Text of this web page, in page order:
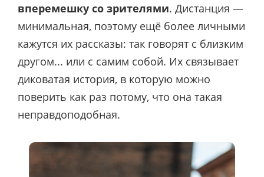
вперемешку со зрителями. Дистанция —
минимальная, поэтому ещё более личными
кажутся их рассказы: так говорят с близким
другом... или с самим собой. Их связывает
диковатая история, в которую можно
поверить как раз потому, что она такая
неправдоподобная.